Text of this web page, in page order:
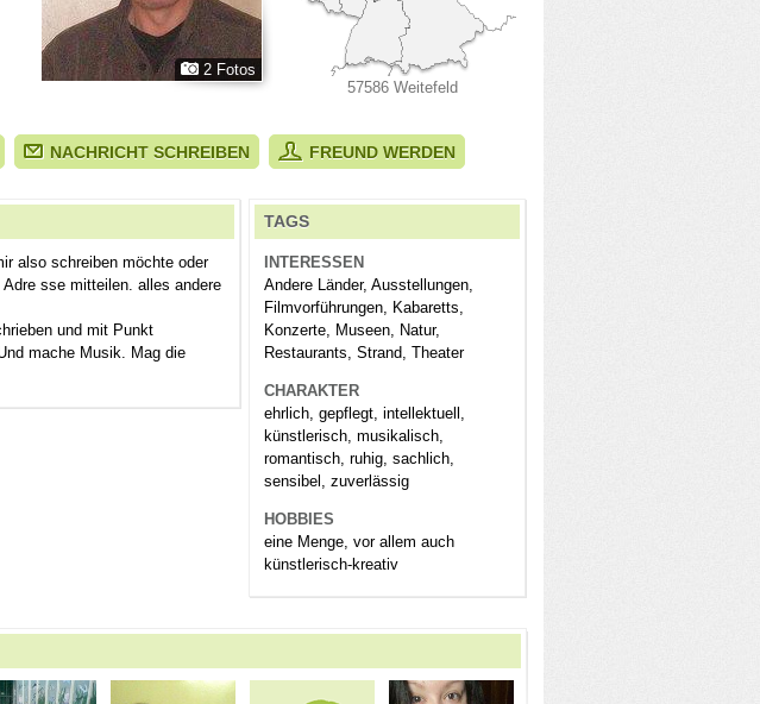
2 Fotos
57586 Weitefeld
NACHRICHT SCHREIBEN FREUND WERDEN
also schreiben möchte oder
sse mitteilen. alles andere
und mit Punkt
mache Musik. Mag die
TAGS
INTERESSEN
Andere Länder, Ausstellungen,
Filmvorführungen, Kabaretts,
Konzerte, Museen, Natur,
Restaurants, Strand, Theater
CHARAKTER
ehrlich, gepflegt, intellektuell,
künstlerisch, musikalisch,
romantisch, ruhig, sachlich,
sensibel, zuverlässig
HOBBIES
eine Menge, vor allem auch
künstlerisch-kreativ